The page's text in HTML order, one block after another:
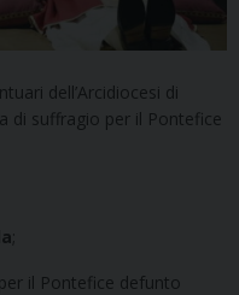
dell’Arcidiocesi di
di suffragio per il Pontefice
;
il Pontefice defunto